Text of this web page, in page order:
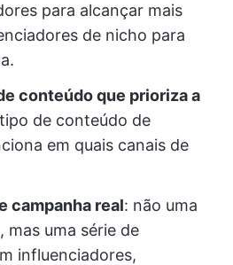
para alcançar mais
de nicho para
conteúdo que prioriza a
de conteúdo de
em quais canais de
campanha real: não uma
mas uma série de
influenciadores,